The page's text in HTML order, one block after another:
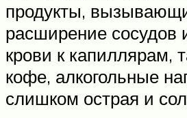
продукты,
расширение сосудов
крови к капиллярам,
кофе, алкогольные
слишком острая и